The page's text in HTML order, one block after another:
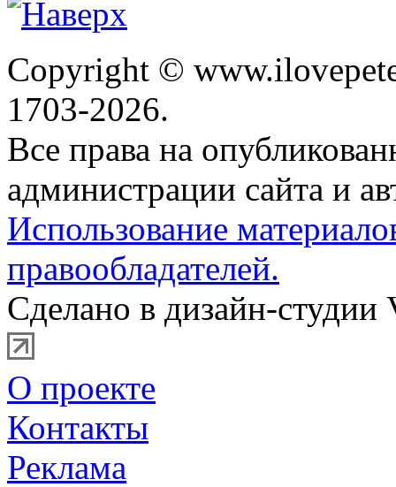
Copyright ©
1703-2026.
Все права на
администрации сайта и
Использование
правообладателей.
Сделано в дизайн-студии
О проекте
Контакты
Реклама